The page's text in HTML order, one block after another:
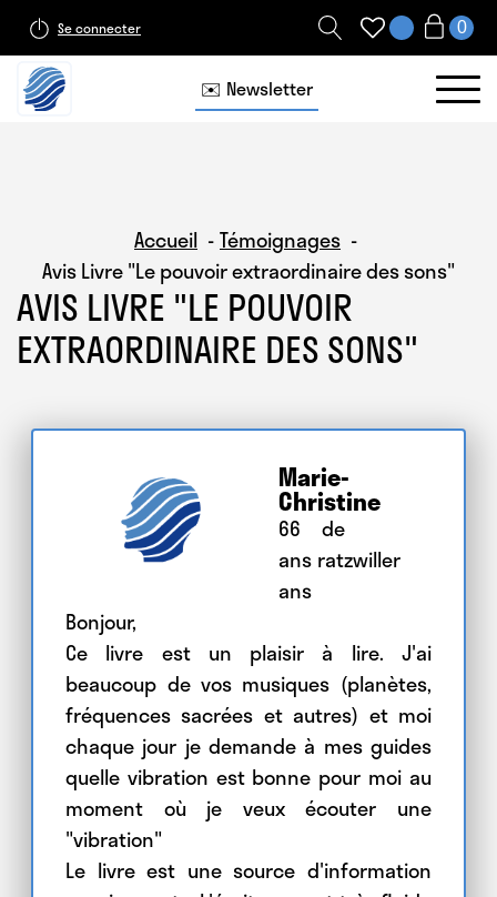
Se connecter
✉️ Newsletter
Accueil
Témoignages
Avis Livre "Le pouvoir extraordinaire des sons"
AVIS LIVRE "LE POUVOIR
EXTRAORDINAIRE DES SONS"
Marie-
Christine
66
ans
ans
de
ratzwiller
Bonjour,
Ce livre est un plaisir à lire. J'ai
beaucoup de vos musiques (planètes,
fréquences sacrées et autres) et moi
chaque jour je demande à mes guides
quelle vibration est bonne pour moi au
moment où je veux écouter une
"vibration"
Le livre est une source d'information